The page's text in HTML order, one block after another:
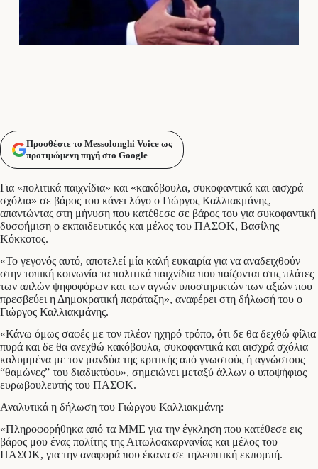
Προσθέστε το Messolonghi Voice ως
προτιμώμενη πηγή στο Google
Για «πολιτικά παιχνίδια» και «κακόβουλα, συκοφαντικά και αισχρά
σχόλια» σε βάρος του κάνει λόγο ο Γιώργος Καλλιακμάνης,
απαντώντας στη μήνυση που κατέθεσε σε βάρος του για συκοφαντική
δυσφήμιση ο εκπαιδευτικός και μέλος του ΠΑΣΟΚ, Βασίλης
Κόκκοτος.
«Το γεγονός αυτό, αποτελεί μία καλή ευκαιρία για να αναδειχθούν
στην τοπική κοινωνία τα πολιτικά παιχνίδια που παίζονται στις πλάτες
των απλών ψηφοφόρων και των αγνών υποστηρικτών των αξιών που
πρεσβεύει η Δημοκρατική παράταξη», αναφέρει στη δήλωσή του ο
Γιώργος Καλλιακμάνης.
«Κάνω όμως σαφές με τον πλέον ηχηρό τρόπο, ότι δε θα δεχθώ φίλια
πυρά και δε θα ανεχθώ κακόβουλα, συκοφαντικά και αισχρά σχόλια
καλυμμένα με τον μανδύα της κριτικής από γνωστούς ή αγνώστους
“θαμώνες” του διαδικτύου», σημειώνει μεταξύ άλλων ο υποψήφιος
ευρωβουλευτής του ΠΑΣΟΚ.
Αναλυτικά η δήλωση του Γιώργου Καλλιακμάνη:
«Πληροφορήθηκα από τα ΜΜΕ για την έγκληση που κατέθεσε εις
βάρος μου ένας πολίτης της Αιτωλοακαρνανίας και μέλος του
ΠΑΣΟΚ, για την αναφορά που έκανα σε τηλεοπτική εκπομπή.